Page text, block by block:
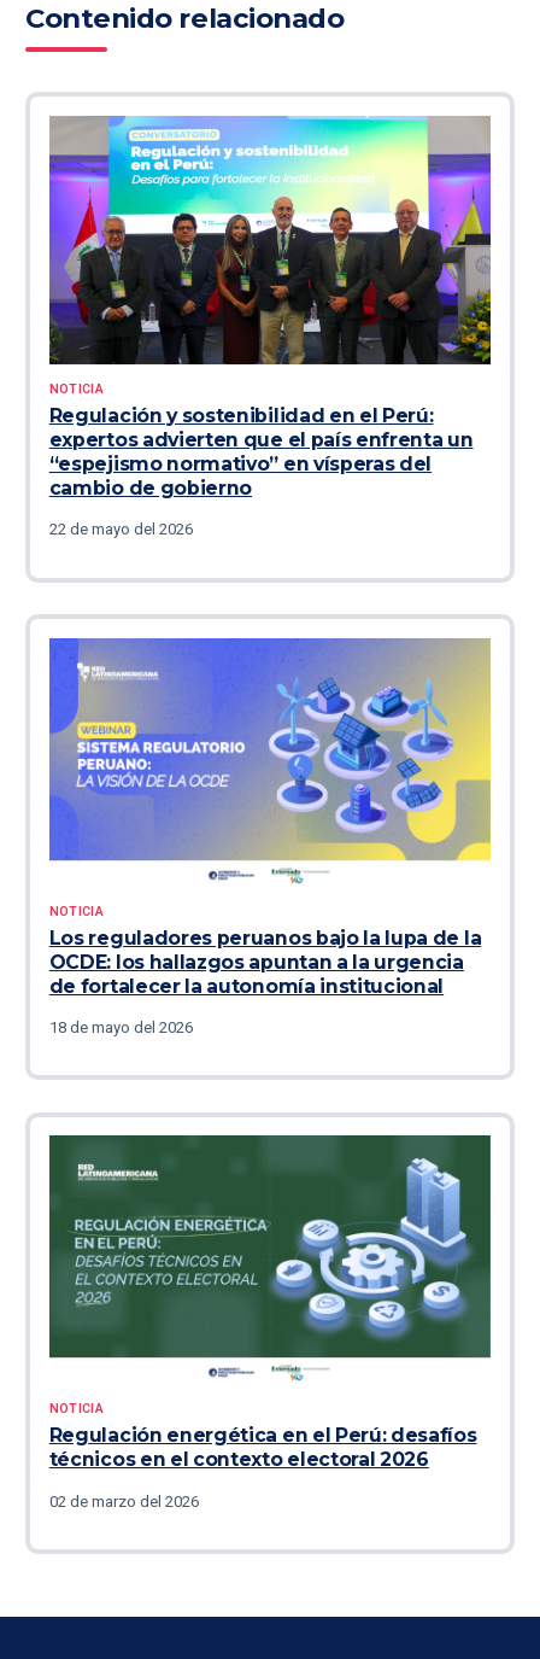
Contenido relacionado
NOTICIA
Regulación y sostenibilidad en el Perú:
expertos advierten que el país enfrenta un
“espejismo normativo” en vísperas del
cambio de gobierno
22 de mayo del 2026
NOTICIA
Los reguladores peruanos bajo la lupa de la
OCDE: los hallazgos apuntan a la urgencia
de fortalecer la autonomía institucional
18 de mayo del 2026
NOTICIA
Regulación energética en el Perú: desafíos
técnicos en el contexto electoral 2026
02 de marzo del 2026